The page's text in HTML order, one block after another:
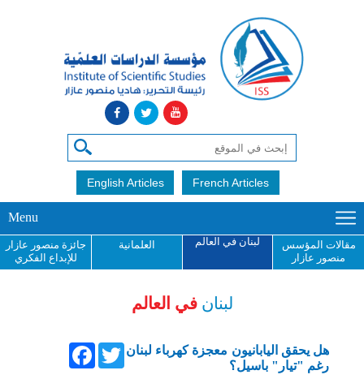
English Articles French Articles
Menu
مقالات المؤسس
منصور عازار
لبنان في العالم العلمانية
جائزة منصور عازار
للإبداع الفكري
لبنان في العالم
FacebookTwitter هل يحقق اليابانيون معجزة كهرباء لبنان
رغم "تيار" باسيل؟